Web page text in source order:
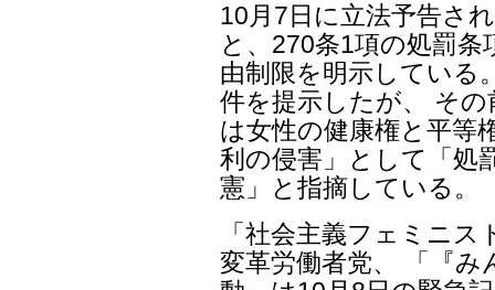
10月7日に立法予告さ
と、270条1項の処罰
由制限を明示している
件を提示したが、 そ
は女性の健康権と平等
利の侵害」として「処
憲」と指摘している。
「社会主義フェミニ
変革労働者党、 「『